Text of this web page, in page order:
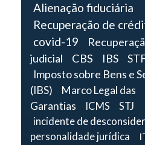
Alienação fiduciária
Recuperação de
covid-19
judicial
CBS IBS
Imposto sobre Bens e
(IBS)
Marco Legal das
Garantias
ICMS
STJ
incidente de
personalidade jurídica